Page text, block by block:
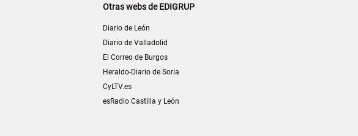
Otras webs de EDIGRUP
Diario de León
Diario de Valladolid
El Correo de Burgos
Heraldo-Diario de Soria
CyLTV.es
esRadio Castilla y León